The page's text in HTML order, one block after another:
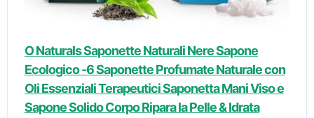
O Naturals Saponette Naturali Nere Sapone
Ecologico -6 Saponette Profumate Naturale con
Oli Essenziali Terapeutici Saponetta Mani Viso e
Sapone Solido Corpo Ripara la Pelle & Idrata